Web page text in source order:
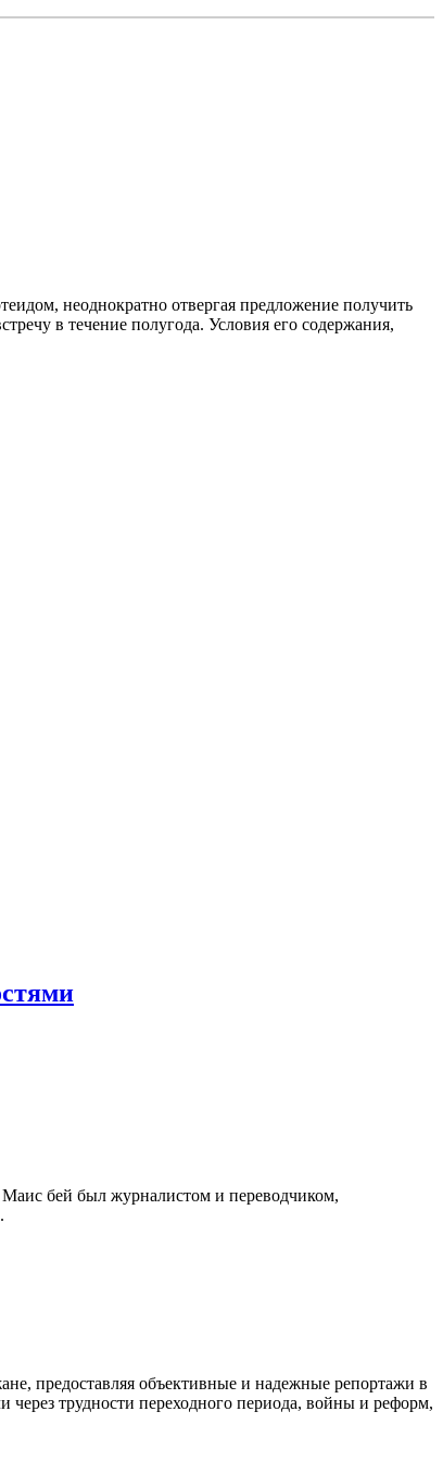
неоднократно отвергая предложение получить
в течение полугода. Условия его содержания,
бей был журналистом и переводчиком,
предоставляя объективные и надежные репортажи в
трудности переходного периода, войны и реформ,